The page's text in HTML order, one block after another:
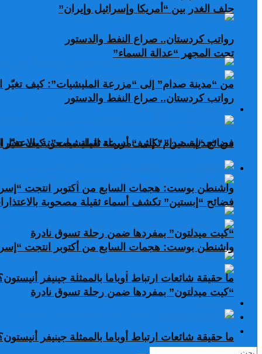
رواتب كردستان.. صراع النفط والدستور
من “مدينة صدام” إلى “مزرعة المليشيات”: كيف تغيّر
صحافة عربية ودولية
فضائح “إبستين” تكشف أسماء ثقيلة مصحوبة
واشنطن بوست: هجمات السابع من أكتوبر انتجت
“كيت ميدلتون” بمفردها ضمن رحلة تسوق نادرة
ما حقيقة شائعات ارتباط أوباما بالممثلة جينيفر
دراسات وبحوث
رياضة
حلف الغدر بين “أمريكا وإسرائيل وإيران”
تحت المجهر “عدالة السماء”
رواتب كردستان.. صراع النفط والدستور
من “مدينة صدام” إلى “مزرعة المليشيات”: كيف تغيّر
صحافة عربية ودولية
فضائح “إبستين” تكشف أسماء ثقيلة مصحوبة
واشنطن بوست: هجمات السابع من أكتوبر انتجت
“كيت ميدلتون” بمفردها ضمن رحلة تسوق نادرة
ما حقيقة شائعات ارتباط أوباما بالممثلة جينيفر